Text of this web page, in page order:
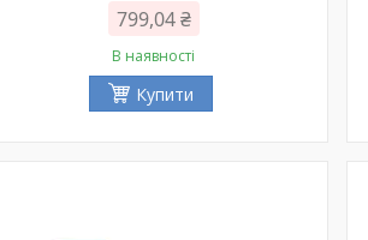
799,04 ₴
В наявності
Купити